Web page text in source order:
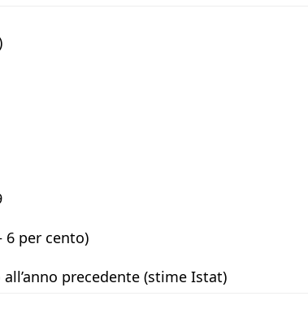
6 per cento)
precedente (stime Istat)